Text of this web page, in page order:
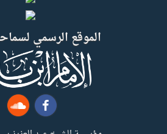
الموقع الرسمي